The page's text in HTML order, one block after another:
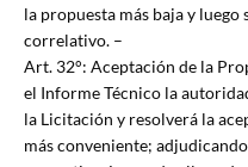
la propuesta más baja y luego
correlativo. –
Art. 32°: Aceptación de la
el Informe Técnico la
la Licitación y resolverá la
más conveniente;